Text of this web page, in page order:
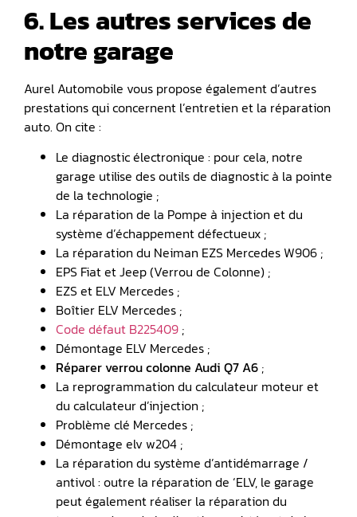
6. Les autres services de
notre garage
Aurel Automobile vous propose également d’autres
prestations qui concernent l’entretien et la réparation
auto. On cite :
Le diagnostic électronique : pour cela, notre
garage utilise des outils de diagnostic à la pointe
de la technologie ;
La réparation de la Pompe à injection et du
système d’échappement défectueux ;
La réparation du Neiman EZS Mercedes W906 ;
EPS Fiat et Jeep (Verrou de Colonne) ;
EZS et ELV Mercedes ;
Boîtier ELV Mercedes ;
Code défaut B225409 ;
Démontage ELV Mercedes ;
Réparer verrou colonne Audi Q7 A6 ;
La reprogrammation du calculateur moteur et
du calculateur d’injection ;
Problème clé Mercedes ;
Démontage elv w204 ;
La réparation du système d’antidémarrage /
antivol : outre la réparation de ‘ELV, le garage
peut également réaliser la réparation du